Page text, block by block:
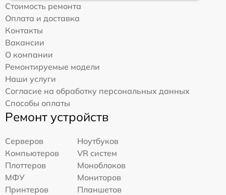
Стоимость ремонта
Оплата и доставка
Контакты
Вакансии
О компании
Ремонтируемые модели
Наши услуги
Согласие на обработку персональных данных
Способы оплаты
Ремонт устройств
Серверов
Ноутбуков
Компьютеров
VR систем
Плоттеров
Моноблоков
МФУ
Мониторов
Принтеров
Планшетов